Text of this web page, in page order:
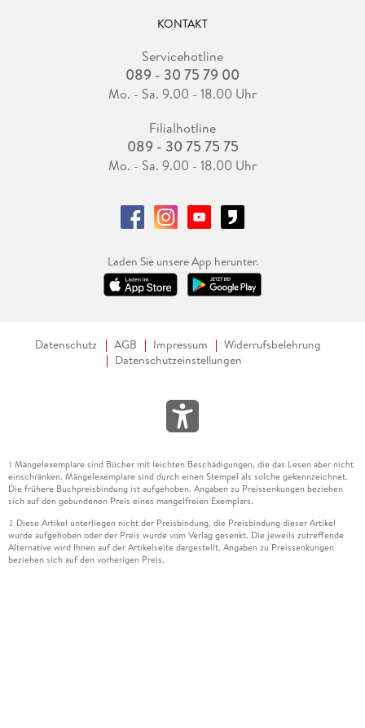
KONTAKT
Servicehotline
089 - 30 75 79 00
Mo. - Sa. 9.00 - 18.00 Uhr
Filialhotline
089 - 30 75 75 75
Mo. - Sa. 9.00 - 18.00 Uhr
Laden Sie unsere App herunter.
Datenschutz AGB Impressum
Widerrufsbelehrung
Datenschutzeinstellungen
1 Mängelexemplare sind Bücher mit leichten Beschädigungen, die das Lesen aber nicht
einschränken. Mängelexemplare sind durch einen Stempel als solche gekennzeichnet.
Die frühere Buchpreisbindung ist aufgehoben. Angaben zu Preissenkungen beziehen
sich auf den gebundenen Preis eines mangelfreien Exemplars.
2 Diese Artikel unterliegen nicht der Preisbindung, die Preisbindung dieser Artikel
wurde aufgehoben oder der Preis wurde vom Verlag gesenkt. Die jeweils zutreffende
Alternative wird Ihnen auf der Artikelseite dargestellt. Angaben zu Preissenkungen
beziehen sich auf den vorherigen Preis.